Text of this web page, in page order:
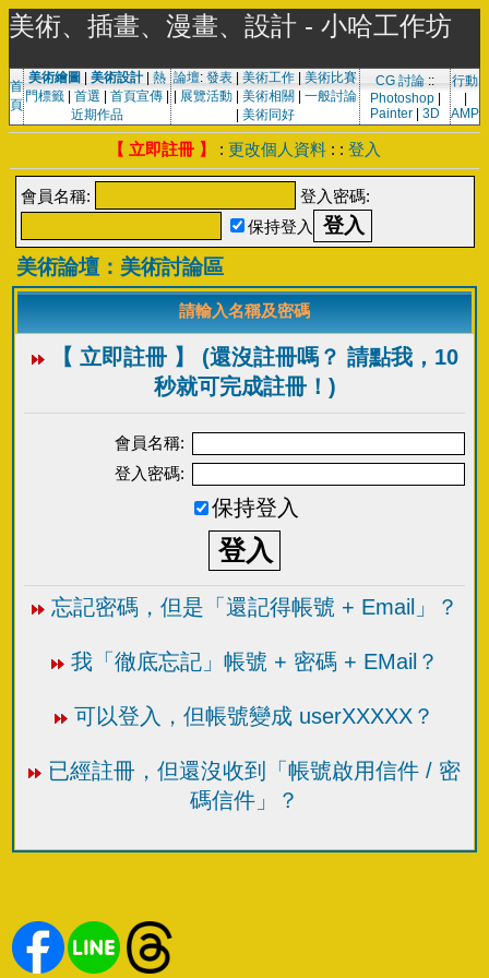
美術、插畫、漫畫、設計 - 小哈工作坊
首
頁
美術繪圖 美術設計| 熱
門標籤
首選 首頁宣傳
近期作品
論壇: 發表 美術工作
美術比賽
展覽活動 美術相關
一般討論
美術同好
CG 討論 ::
Photoshop|
Painter
3D
行動
AMP
【 立即註冊 】 : 更改個人資料 : : 登入
會員名稱:
登入密碼:
保持登入
美術論壇：美術討論區
請輸入名稱及密碼
【 立即註冊 】 (還沒註冊嗎？ 請點我，10
秒就可完成註冊！)
會員名稱:
登入密碼:
保持登入
忘記密碼，但是「還記得帳號 + Email」？
我「徹底忘記」帳號 + 密碼 + EMail？
可以登入，但帳號變成 userXXXXX？
已經註冊，但還沒收到「帳號啟用信件 / 密
碼信件」？